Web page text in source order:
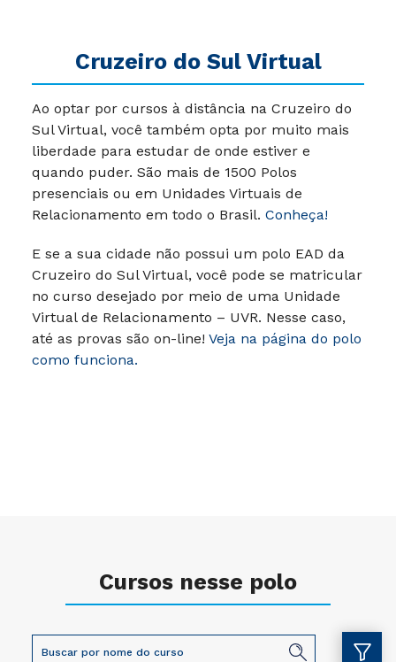
Cruzeiro do Sul Virtual
Ao optar por cursos à distância na Cruzeiro do
Sul Virtual, você também opta por muito mais
liberdade para estudar de onde estiver e
quando puder. São mais de 1500 Polos
presenciais ou em Unidades Virtuais de
Relacionamento em todo o Brasil. Conheça!
E se a sua cidade não possui um polo EAD da
Cruzeiro do Sul Virtual, você pode se matricular
no curso desejado por meio de uma Unidade
Virtual de Relacionamento – UVR. Nesse caso,
até as provas são on-line! Veja na página do polo
como funciona.
Cursos nesse polo